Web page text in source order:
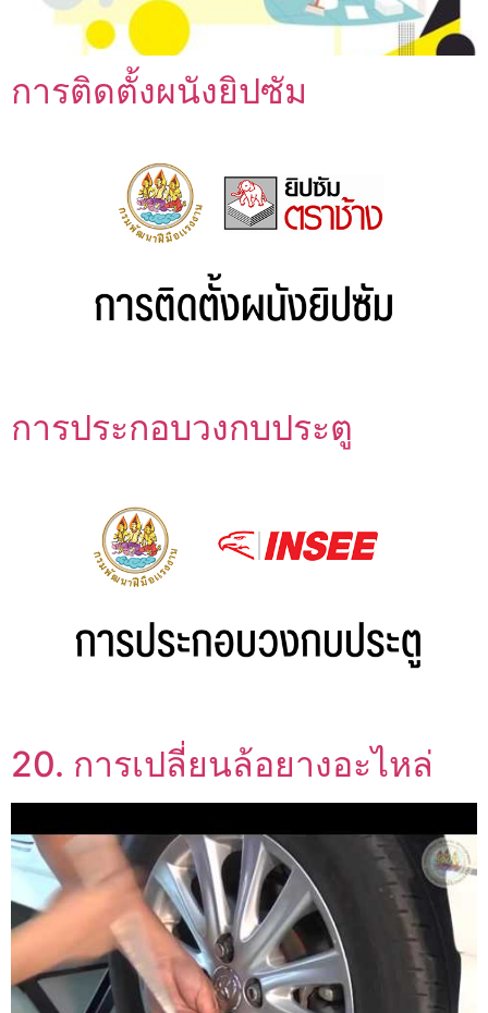
การติดตั้งผนังยิปซัม
การประกอบวงกบประตู
20. การเปลี่ยนล้อยางอะไหล่